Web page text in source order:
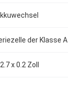
der Klasse A
x 0.2 Zoll